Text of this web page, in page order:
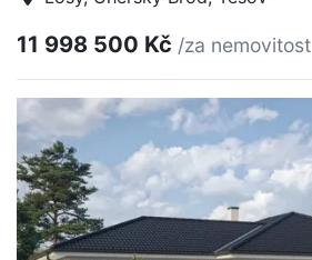
11 998 500 Kč /za nemovitost